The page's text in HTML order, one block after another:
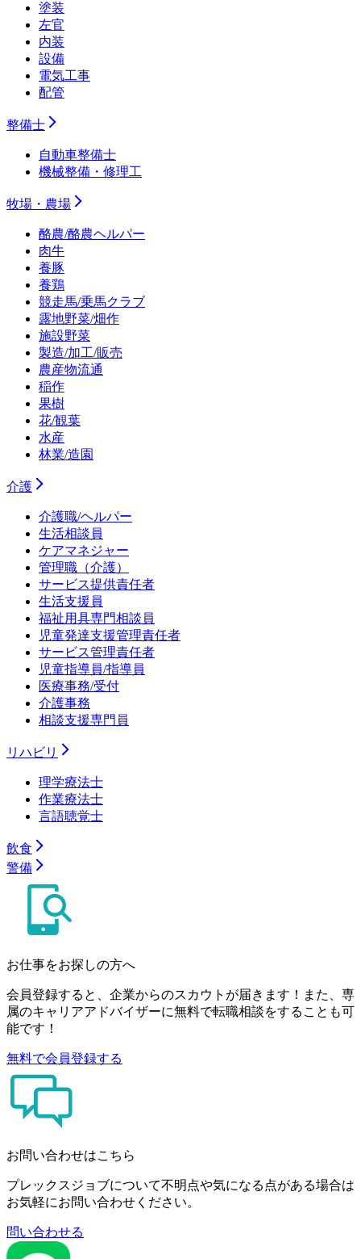
塗装
左官
内装
設備
電気工事
配管
整備士
自動車整備士
機械整備・修理工
牧場・農場
酪農/酪農ヘルパー
肉牛
養豚
養鶏
競走馬/乗馬クラブ
露地野菜/畑作
施設野菜
製造/加工/販売
農産物流通
稲作
果樹
花/観葉
水産
林業/造園
介護
介護職/ヘルパー
生活相談員
ケアマネジャー
管理職（介護）
サービス提供責任者
生活支援員
福祉用具専門相談員
児童発達支援管理責任者
サービス管理責任者
児童指導員/指導員
医療事務/受付
介護事務
相談支援専門員
リハビリ
理学療法士
作業療法士
言語聴覚士
飲食
警備
お仕事をお探しの方へ
会員登録すると、企業からのスカウトが届きます！また、専
属のキャリアアドバイザーに無料で転職相談をすることも可
能です！
無料で会員登録する
お問い合わせはこちら
プレックスジョブについて不明点や気になる点がある場合は
お気軽にお問い合わせください。
問い合わせる